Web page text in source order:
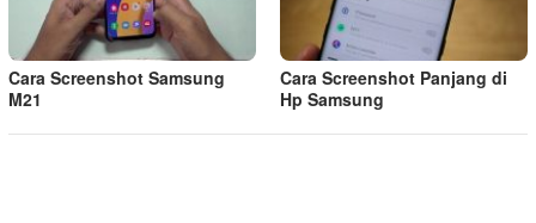
Cara Screenshot Samsung
M21
Cara Screenshot Panjang di
Hp Samsung